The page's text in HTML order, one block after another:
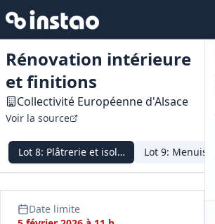
Rénovation intérieure
et finitions
Collectivité Européenne d'Alsace
Voir la source
Lot 8: Plâtrerie et isolation Lot9:
Date limite